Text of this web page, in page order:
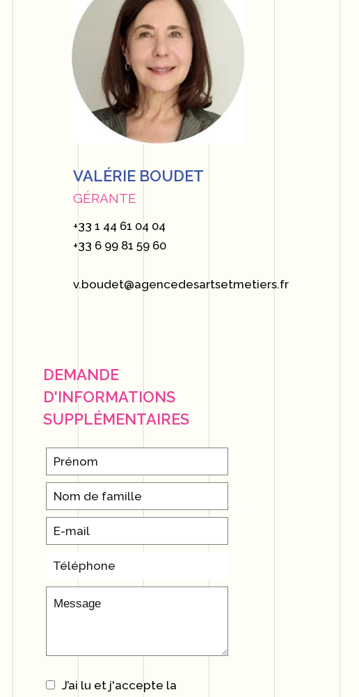
VALÉRIE BOUDET
GÉRANTE
+33 1 44 61 04 04
+33 6 99 81 59 60
v.boudet@agencedesartsetmetiers.fr
DEMANDE
D'INFORMATIONS
SUPPLÉMENTAIRES
J’ai lu et j'accepte la